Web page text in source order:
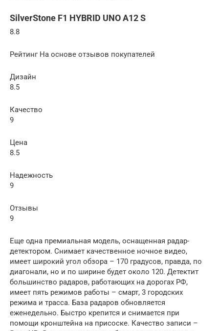
SilverStone F1 HYBRID UNO A12 S
8.8
Рейтинг На основе отзывов покупателей
Дизайн
8.5
Качество
9
Цена
8.5
Надежность
9
Отзывы
9
Еще одна премиальная модель, оснащенная радар-
детектором. Снимает качественное ночное видео,
имеет широкий угол обзора – 170 градусов, правда, по
диагонали, но и по ширине будет около 120. Детектит
большинство радаров, работающих на дорогах РФ,
имеет пять режимов работы – смарт, 3 городских
режима и трасса. База радаров обновляется
еженедельно. Быстро крепится и снимается при
помощи кронштейна на присоске. Качество записи –